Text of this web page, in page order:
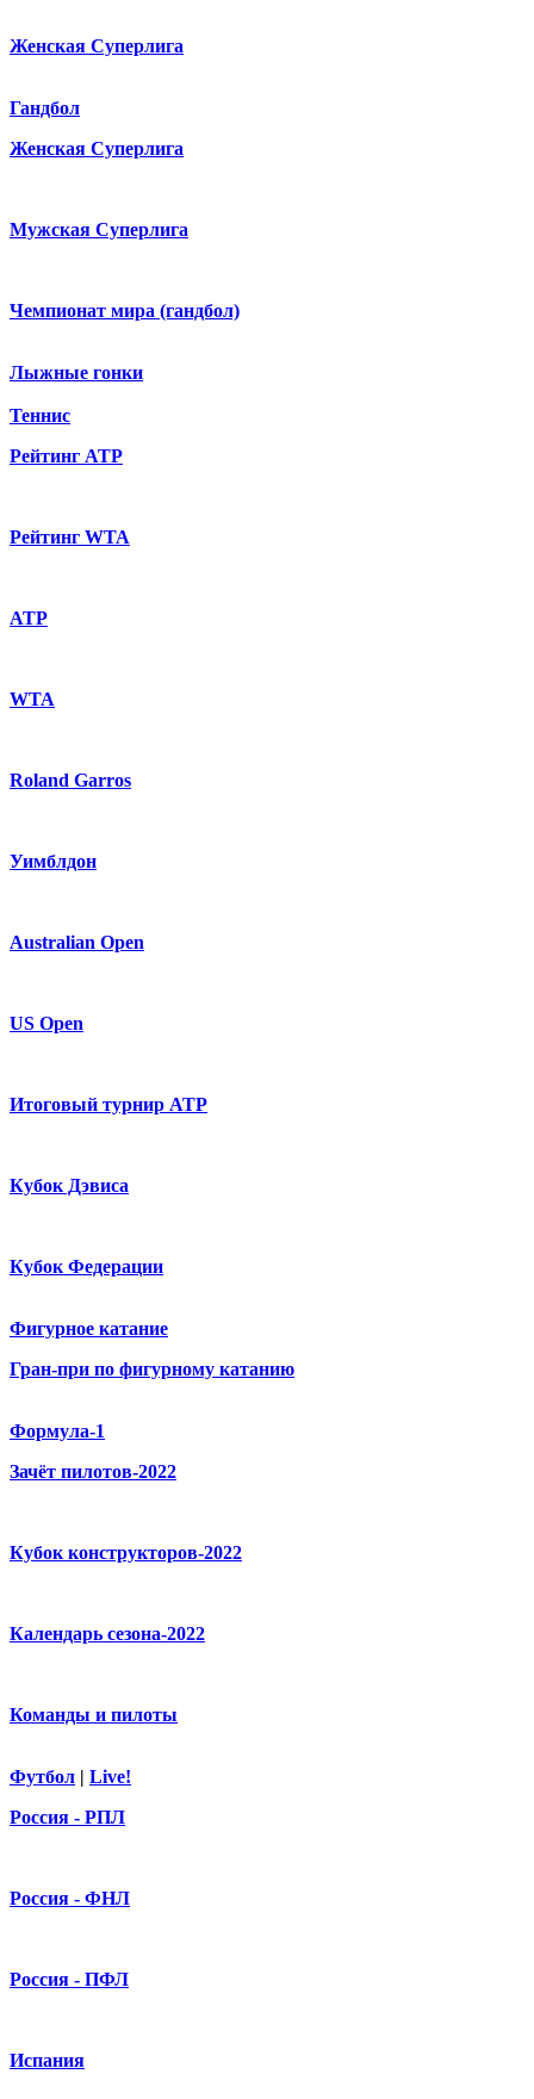
Женская Суперлига
Гандбол
Женская Суперлига
Мужская Суперлига
Чемпионат мира (гандбол)
Лыжные гонки
Теннис
Рейтинг ATP
Рейтинг WTA
ATP
WTA
Roland Garros
Уимблдон
Australian Open
US Open
Итоговый турнир ATP
Кубок Дэвиса
Кубок Федерации
Фигурное катание
Гран-при по фигурному катанию
Формула-1
Зачёт пилотов-2022
Кубок конструкторов-2022
Календарь сезона-2022
Команды и пилоты
Футбол | Live!
Россия - РПЛ
Россия - ФНЛ
Россия - ПФЛ
Испания